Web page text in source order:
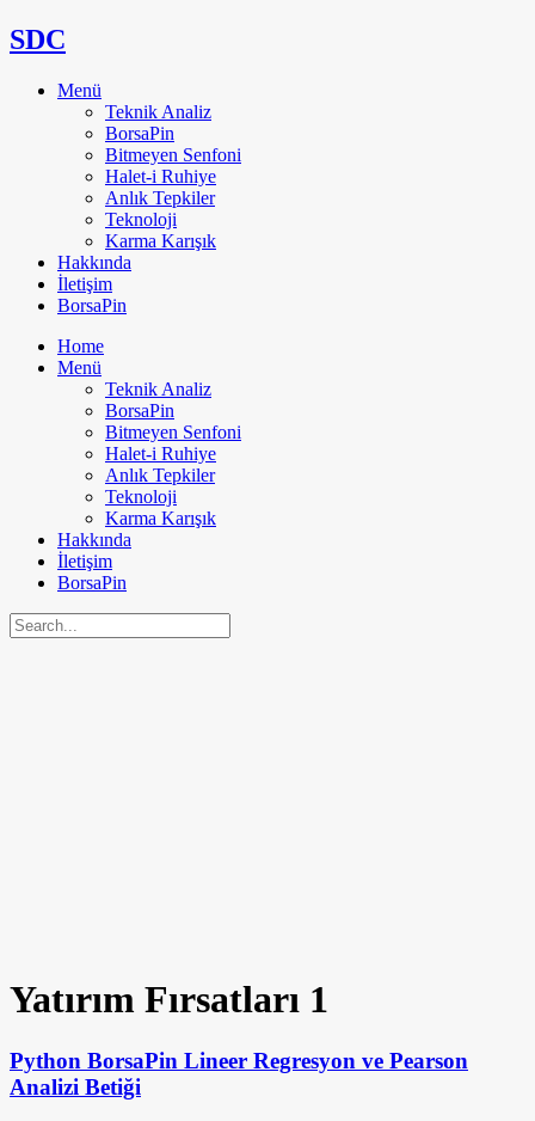
SDC
Menü
Teknik Analiz
BorsaPin
Bitmeyen Senfoni
Halet-i Ruhiye
Anlık Tepkiler
Teknoloji
Karma Karışık
Hakkında
İletişim
BorsaPin
Home
Menü
Teknik Analiz
BorsaPin
Bitmeyen Senfoni
Halet-i Ruhiye
Anlık Tepkiler
Teknoloji
Karma Karışık
Hakkında
İletişim
BorsaPin
Yatırım Fırsatları 1
Python BorsaPin Lineer Regresyon ve Pearson
Analizi Betiği